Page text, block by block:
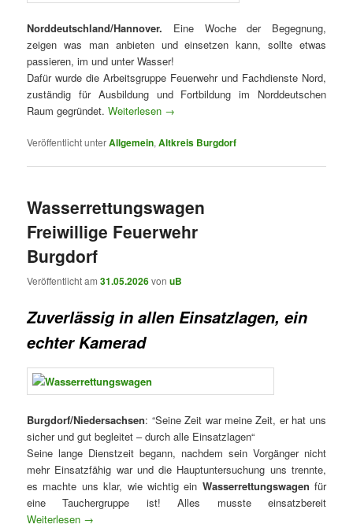
Norddeutschland/Hannover. Eine Woche der Begegnung,
zeigen was man anbieten und einsetzen kann, sollte etwas
passieren, im und unter Wasser!
Dafür wurde die Arbeitsgruppe Feuerwehr und Fachdienste Nord,
zuständig für Ausbildung und Fortbildung im Norddeutschen
Raum gegründet.Weiterlesen →
Veröffentlicht unterAllgemein,Altkreis Burgdorf
Wasserrettungswagen
Freiwillige Feuerwehr
Burgdorf
Veröffentlicht am31.05.2026vonuB
Zuverlässig in allen Einsatzlagen, ein
echter Kamerad
Burgdorf/Niedersachsen: “Seine Zeit war meine Zeit, er hat uns
sicher und gut begleitet – durch alle Einsatzlagen“
Seine lange Dienstzeit begann, nachdem sein Vorgänger nicht
mehr Einsatzfähig war und die Hauptuntersuchung uns trennte,
es machte uns klar, wie wichtig ein Wasserrettungswagen für
eine Tauchergruppe ist! Alles musste einsatzbereit
Weiterlesen →